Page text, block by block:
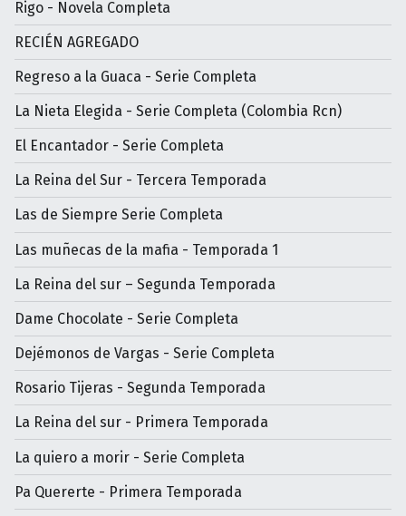
Rigo - Novela Completa
RECIÉN AGREGADO
Regreso a la Guaca - Serie Completa
La Nieta Elegida - Serie Completa (Colombia Rcn)
El Encantador - Serie Completa
La Reina del Sur - Tercera Temporada
Las de Siempre Serie Completa
Las muñecas de la mafia - Temporada 1
La Reina del sur – Segunda Temporada
Dame Chocolate - Serie Completa
Dejémonos de Vargas - Serie Completa
Rosario Tijeras - Segunda Temporada
La Reina del sur - Primera Temporada
La quiero a morir - Serie Completa
Pa Quererte - Primera Temporada